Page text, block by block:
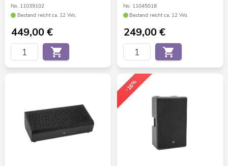
No. 11039102
Bestand reicht ca. 12 Wo.
449,00€
No. 11045018
Bestand reicht ca. 12 Wo.
249,00€
-16%